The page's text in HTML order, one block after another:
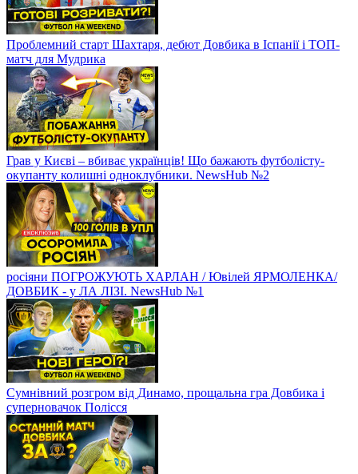
Проблемний старт Шахтаря, дебют Довбика в Іспанії і ТОП-
матч для Мудрика
Грав у Києві – вбиває українців! Що бажають футболісту-
окупанту колишні одноклубники. NewsHub №2
росіяни ПОГРОЖУЮТЬ ХАРЛАН / Ювілей ЯРМОЛЕНКА/
ДОВБИК - у ЛА ЛІЗІ. NewsHub №1
Сумнівний розгром від Динамо, прощальна гра Довбика і
суперновачок Полісся